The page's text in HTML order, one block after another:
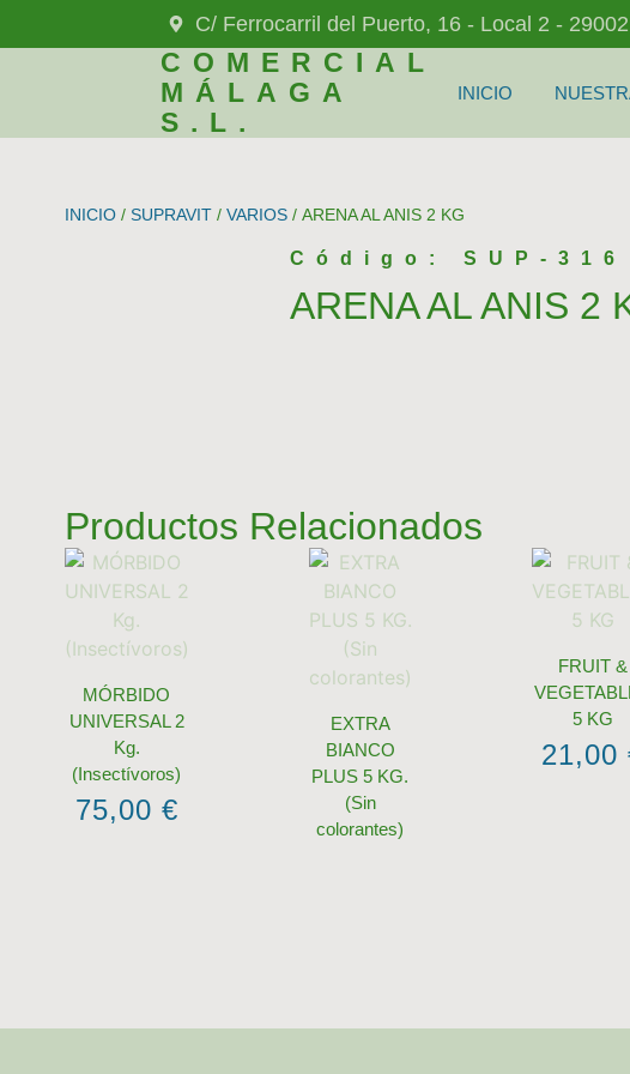
C/ Ferrocarril del Puerto, 16 - Local 2 -
COMERCIAL
MÁLAGA
S.L.
INICIO
INICIO/ SUPRAVIT/ VARIOS/ ARENA AL ANIS 2 KG
Código: SUP-316
ARENA AL ANIS 2
Productos Relacionados
MÓRBIDO
UNIVERSAL 2
Kg.
(Insectívoros)
75,00 €
EXTRA
BIANCO
PLUS 5 KG.
(Sin
colorantes)
FRUIT &
5 KG
21,00